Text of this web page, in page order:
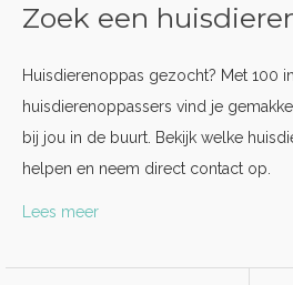
Zoek een
Huisdierenoppas gezocht? Met 100
huisdierenoppassers vind je
bij jou in de buurt. Bekijk welke
helpen en neem direct contact op.
Lees meer